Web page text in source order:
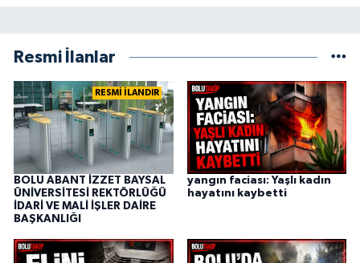
Resmi İlanlar
RESMİ İLANDIR
BOLU ABANT İZZET BAYSAL
ÜNİVERSİTESİ REKTÖRLÜĞÜ
İDARİ VE MALİ İŞLER DAİRE
BAŞKANLIĞI
yangın faciası: Yaşlı kadın
hayatını kaybetti